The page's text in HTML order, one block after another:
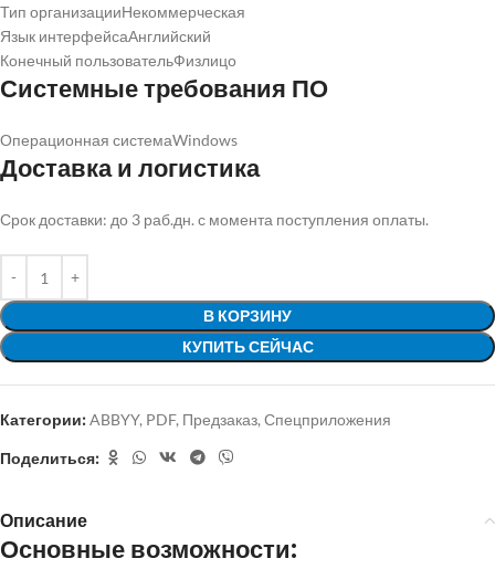
Тип организацииНекоммерческая
Язык интерфейсаАнглийский
Конечный пользовательФизлицо
Системные требования ПО
Операционная системаWindows
Доставка и логистика
Срок доставки: до 3 раб.дн. с момента поступления оплаты.
В КОРЗИНУ
КУПИТЬ СЕЙЧАС
Категории:ABBYY, PDF, Предзаказ, Спецприложения
Поделиться:
Описание
Основные возможности: